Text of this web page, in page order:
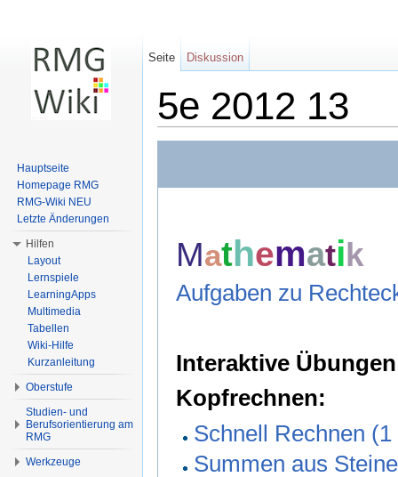
5e 2012 13
Mathematik
Aufgaben zu
Interaktive
Kopfrechnen:
Schnell Rechnen
Summen aus
Seite Diskussion
Hauptseite
Homepage RMG
RMG-Wiki NEU
Letzte Änderungen
Hilfen
Layout
Lernspiele
LearningApps
Multimedia
Tabellen
Wiki-Hilfe
Kurzanleitung
Oberstufe
Studien- und
Berufsorientierung am
RMG
Werkzeuge